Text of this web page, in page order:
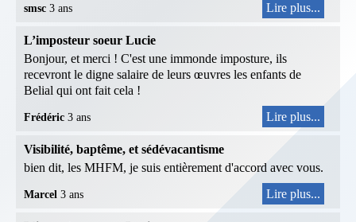
smsc 3 ans Lire plus...
L’imposteur soeur Lucie
Bonjour, et merci ! C'est une immonde imposture, ils
recevront le digne salaire de leurs œuvres les enfants de
Belial qui ont fait cela !
Frédéric 3 ans Lire plus...
Visibilité, baptême, et sédévacantisme
bien dit, les MHFM, je suis entièrement d'accord avec vous.
Marcel 3 ans Lire plus...